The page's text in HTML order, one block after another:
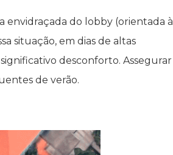
envidraçada do lobby (orientada à
situação, em dias de altas
desconforto. Assegurar
de verão.